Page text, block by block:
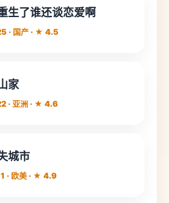
生了谁还谈恋爱啊
· 国产 · ★ 4.5
家
· 亚洲 · ★ 4.6
城市
· 欧美 · ★ 4.9